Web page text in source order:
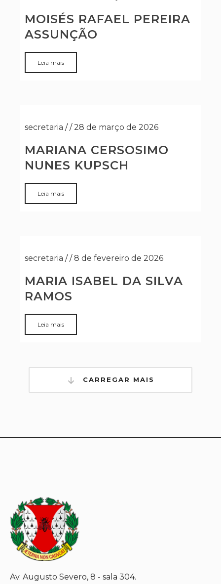
MOISÉS RAFAEL PEREIRA
ASSUNÇÃO
Leia mais
secretaria //28 de março de 2026
MARIANA CERSOSIMO
NUNES KUPSCH
Leia mais
secretaria //8 de fevereiro de 2026
MARIA ISABEL DA SILVA
RAMOS
Leia mais
CARREGAR MAIS
Av. Augusto Severo, 8 - sala 304.